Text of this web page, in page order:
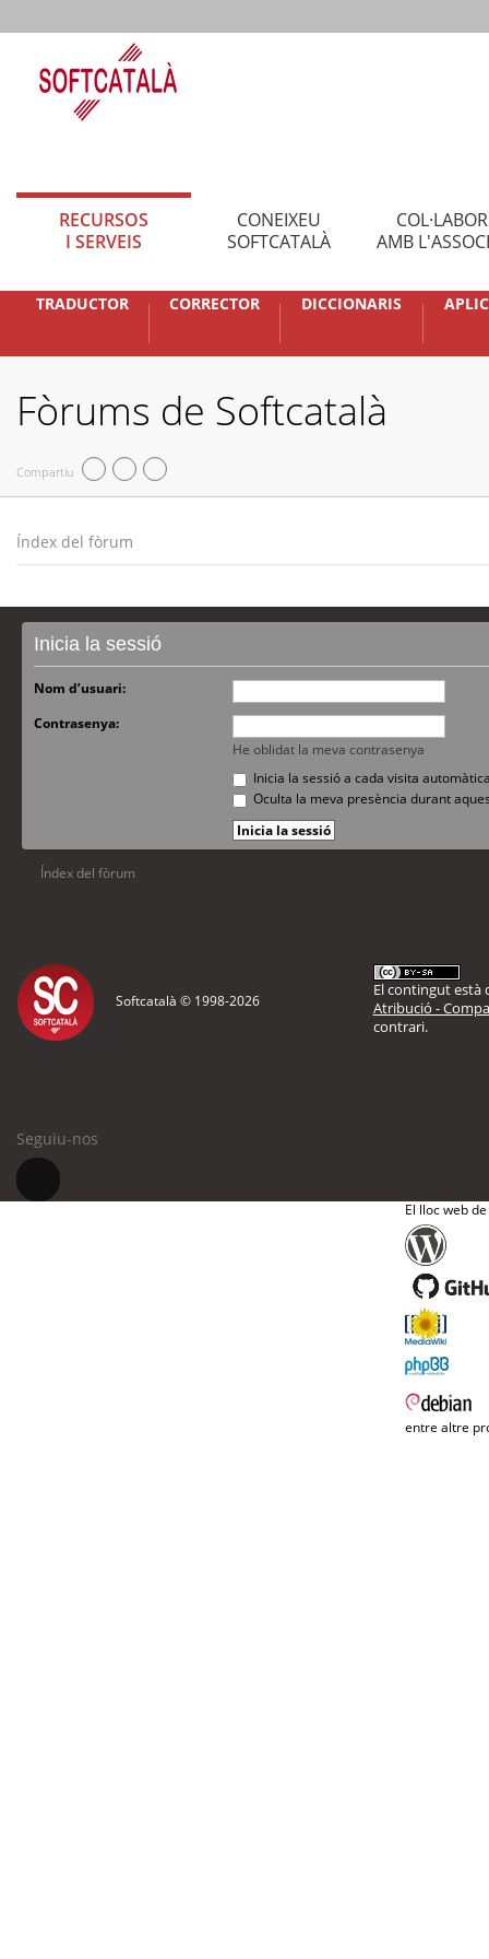
RECURSOS
I SERVEIS
CONEIXEU
SOFTCATALÀ
AMB
TRADUCTOR CORRECTOR DICCIONARIS
Fòrums de Softcatalà
Compartiu
Índex del fòrum
Inicia la sessió
Nom d’usuari:
Contrasenya:
He oblidat la meva contrasenya
Inicia la sessió a cada visita
Oculta la meva presència durant
Índex del fòrum
Softcatalà © 1998-2026
El contingut està
Atribució -
contrari.
Seguiu-nos
El lloc web
entre altre